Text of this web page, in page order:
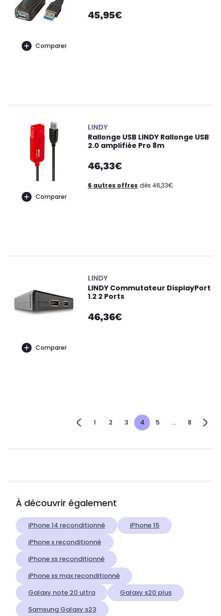
Comparer
45,95€
Comparer
LINDY
Rallonge USB LINDY Rallonge USB
2.0 amplifiée Pro 8m
46,33€
6 autres offres dès 46,33€
Comparer
LINDY
LINDY Commutateur DisplayPort
1.2 2 Ports
46,36€
1 2 3 4 5 ... 8
À découvrir également
iPhone 14 reconditionné
iPhone 15
iPhone x reconditionné
iPhone xs reconditionné
iPhone xs max reconditionné
Galaxy note 20 ultra
Galaxy s20 plus
Samsung Galaxy s23